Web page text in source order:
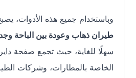
وباستخدام جميع هذه الأدوات، يصبح
طيران ذهاب وعودة بين الباحة وجدة
سهلًا للغاية، حيث تجمع صفحة دايركت
الخاصة بالمطارات، وشركات الطيران،